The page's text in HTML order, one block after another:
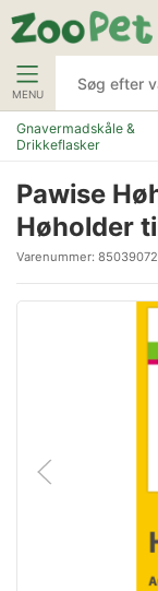
MENU
Gnavermadskåle &
Drikkeflasker
Pawise
Høholder
Varenummer: 85039072